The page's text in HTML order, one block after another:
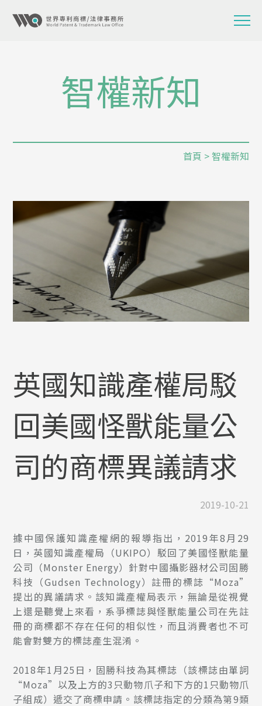
智權新知
首頁 > 智權新知
英國知識產權局駁
回美國怪獸能量公
司的商標異議請求
2019-10-21
據中國保護知識產權網的報導指出，2019年8月29
日，英國知識產權局（UKIPO）駁回了美國怪獸能量
公司（Monster Energy）針對中國攝影器材公司固勝
科技（Gudsen Technology）註冊的標誌“Moza”
提出的異議請求。該知識產權局表示，無論是從視覺
上還是聽覺上來看，系爭標誌與怪獸能量公司在先註
冊的商標都不存在任何的相似性，而且消費者也不可
能會對雙方的標誌產生混淆。
2018年1月25日，固勝科技為其標誌（該標誌由單詞
“Moza”以及上方的3只動物爪子和下方的1只動物爪
子組成）遞交了商標申請。該標誌指定的分類為第9類